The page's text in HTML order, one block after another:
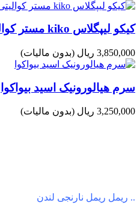
کیکو لیپگلاس kiko مستر کوالیتی
3,850,000 ریال (بدون مالیات)
سرم هیالورونیک اسید بیواکوا
3,250,000 ریال (بدون مالیات)
ریمل ریمل نارنجی لندن ..